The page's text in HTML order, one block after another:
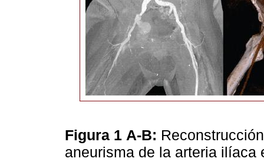
Figura 1 A-B:
aneurisma de la arteria